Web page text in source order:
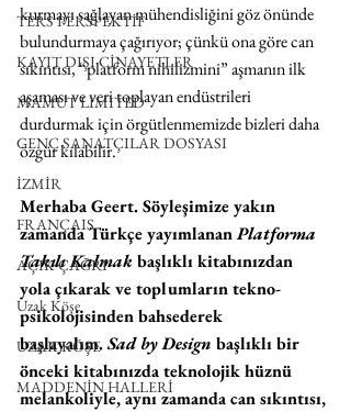
TERS PERSPEKTİF
KAYIT DIŞI CİNAYETLER
MAMUT LIMITED
GENÇ SANATÇILAR DOSYASI
İZMİR
FRANÇAIS
AÇIK ÇAĞRI
Uzak Köşe
UZAK KÖŞE
MADDENİN HALLERİ
kurmayı sağlayan mühendisliğini göz önünde
bulundurmaya çağırıyor; çünkü ona göre can
sıkıntısı, “platform nihilizmini” aşmanın ilk
aşaması ve veri toplayan endüstrileri
durdurmak için örgütlenmemizde bizleri daha
özgür kılabilir.
Merhaba Geert. Söyleşimize yakın
zamanda Türkçe yayımlanan Platforma
Takılı Kalmak başlıklı kitabınızdan
yola çıkarak ve toplumların tekno-
psikolojisinden bahsederek
başlayalım. Sad by Design başlıklı bir
önceki kitabınızda teknolojik hüznü
melankoliyle, aynı zamanda can sıkıntısı,